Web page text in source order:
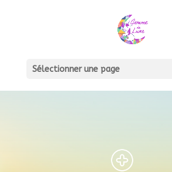
Sélectionner une page